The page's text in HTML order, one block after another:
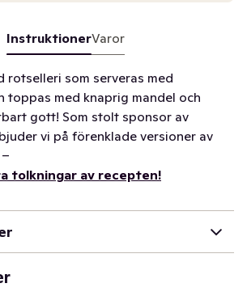
InstruktionerVaror
rotselleri som serveras med
toppas med knaprig mandel och
gott! Som stolt sponsor av
vi på förenklade versioner av
tolkningar av recepten!